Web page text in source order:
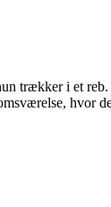
trækker i et
hvor